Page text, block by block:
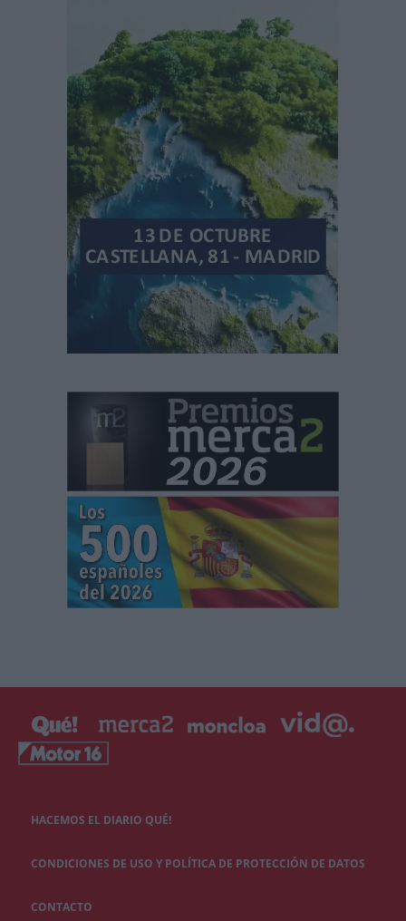
HACEMOS EL DIARIO QUÉ!
CONDICIONES DE USO Y POLÍTICA DE PROTECCIÓN DE DATOS
CONTACTO